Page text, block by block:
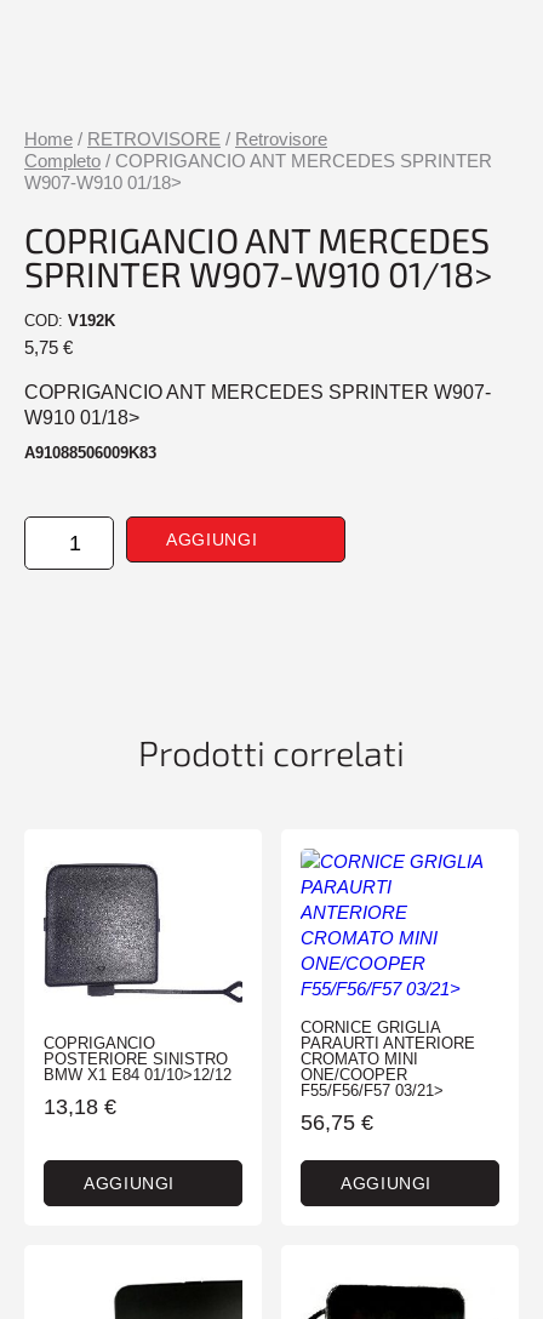
Home / RETROVISORE / Retrovisore
Completo / COPRIGANCIO ANT MERCEDES SPRINTER
W907-W910 01/18>
COPRIGANCIO ANT MERCEDES
SPRINTER W907-W910 01/18>
COD: V192K
5,75 €
COPRIGANCIO ANT MERCEDES SPRINTER W907-
W910 01/18>
A91088506009K83
COPRIGANCIO
AGGIUNGI
Prodotti correlati
COPRIGANCIO
POSTERIORE SINISTRO
BMW X1 E84 01/10>12/12
13,18 €
AGGIUNGI
CORNICE GRIGLIA
PARAURTI ANTERIORE
CROMATO MINI
ONE/COOPER
F55/F56/F57 03/21>
56,75 €
AGGIUNGI